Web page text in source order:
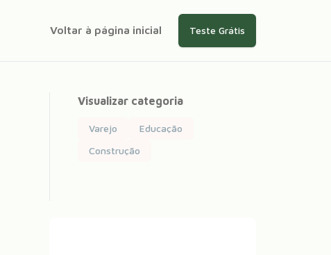
Voltar à página inicial Teste Grátis
Visualizar categoria
Varejo
Educação
Construção